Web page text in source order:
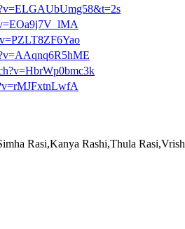
Rasi,Kanya Rashi,Thula